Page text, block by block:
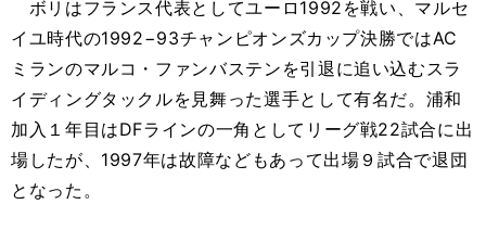
ボリはフランス代表としてユーロ1992を戦い、マルセ
イユ時代の1992−93チャンピオンズカップ決勝ではAC
ミランのマルコ・ファンバステンを引退に追い込むスラ
イディングタックルを見舞った選手として有名だ。浦和
加入１年目はDFラインの一角としてリーグ戦22試合に出
場したが、1997年は故障などもあって出場９試合で退団
となった。